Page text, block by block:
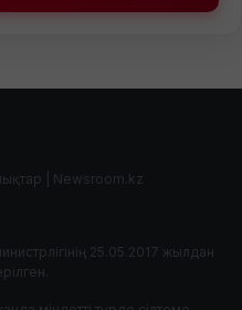
| Newsroom.kz
25.05.2017 жылдан